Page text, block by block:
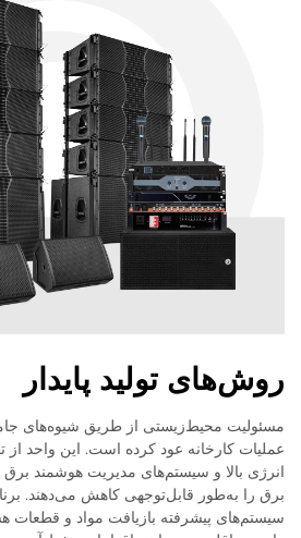
روش‌های تولید پایدار
مسئولیت محیط‌زیستی از طریق شیوه‌های جامع
عملیات کارخانه عود کرده است. این واحد از
انرژی بالا و سیستم‌های مدیریت هوشمند
برق را به‌طور قابل‌توجهی کاهش می‌دهند.
سیستم‌های پیشرفته بازیافت مواد و قطعات